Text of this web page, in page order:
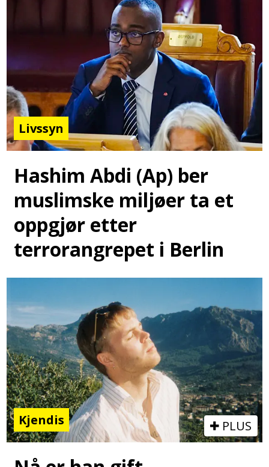
Livssyn
Hashim Abdi (Ap) ber
muslimske miljøer ta et
oppgjør etter
terrorangrepet i Berlin
Kjendis PLUS